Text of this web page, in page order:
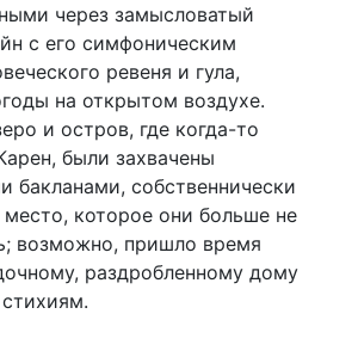
через замысловатый
с его симфоническим
ревеня и гула,
на открытом воздухе.
и остров, где когда-то
были захвачены
собственнически
которое они больше не
возможно, пришло время
раздробленному дому